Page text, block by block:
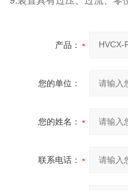
产品：
您的单位：
您的姓名：
联系电话：